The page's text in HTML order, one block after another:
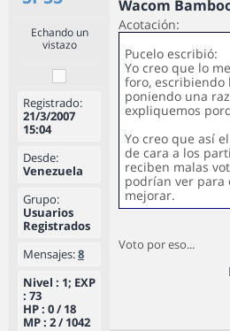
Wacom
Echando un
vistazo
Registrado:
21/3/2007
15:04
Desde:
Venezuela
Grupo:
Usuarios
Registrados
Mensajes:8
Nivel : 1; EXP
: 73
HP : 0 / 18
MP : 2 / 1042
Acotación:
Pucelo escribió:
Yo creo que lo
foro, escribiendo
poniendo una
expliquemos
Yo creo que así
de cara a los
reciben malas
podrían ver para
mejorar.
Voto por eso...